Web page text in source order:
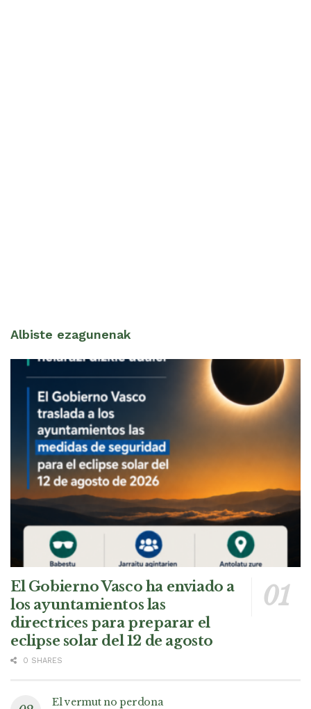
Albiste ezagunenak
El Gobierno Vasco ha enviado a
los ayuntamientos las
directrices para preparar el
eclipse solar del 12 de agosto
0 SHARES
El vermut no perdona